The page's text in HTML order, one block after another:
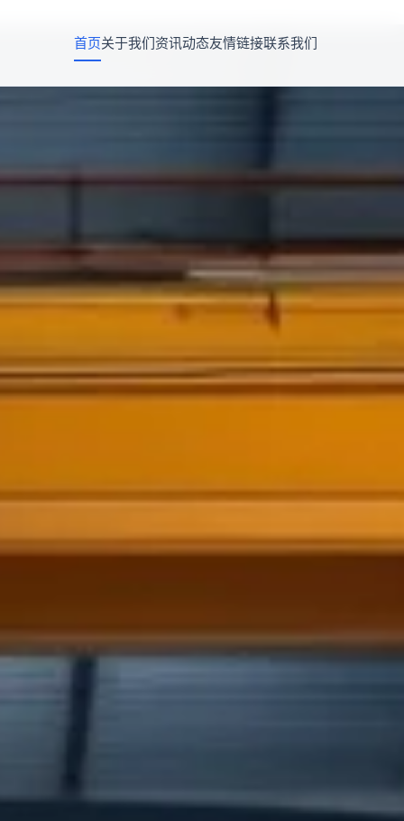
首页关于我们资讯动态友情链接联系我们